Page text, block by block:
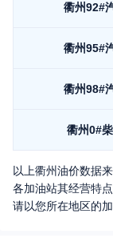
衢州92#
衢州95#
衢州98#
衢州0#
以上衢州油价数据
各加油站其经营特
请以您所在地区的